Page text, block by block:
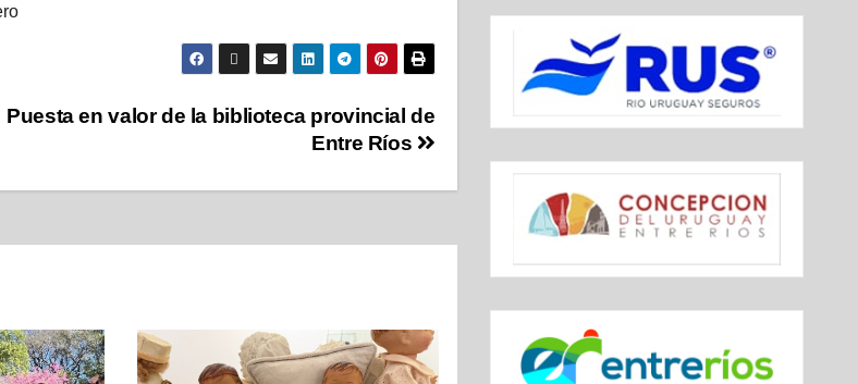
Puesta en valor de la biblioteca provincial de
Entre Ríos